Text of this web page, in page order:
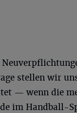
stellen wir
— wenn die
im Handball-